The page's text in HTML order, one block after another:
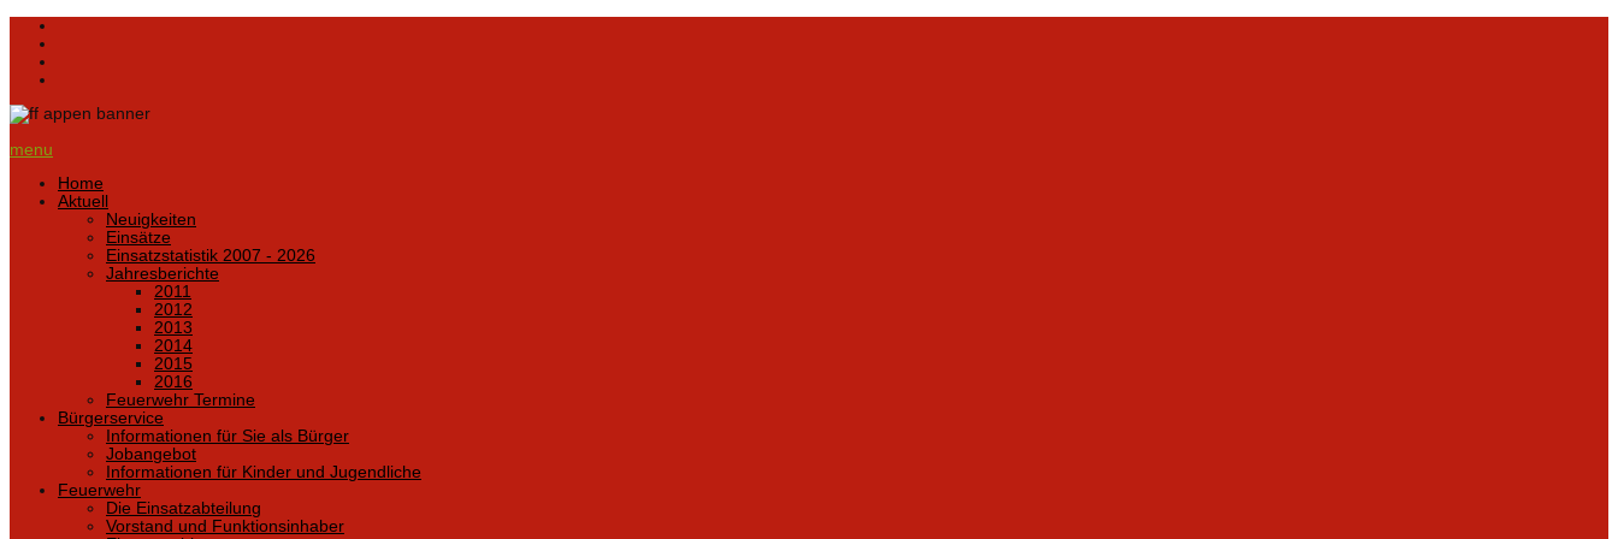
menu
Home
Aktuell
Neuigkeiten
Einsätze
Einsatzstatistik 2007 - 2026
Jahresberichte
2011
2012
2013
2014
2015
2016
Feuerwehr Termine
Bürgerservice
Informationen für Sie als Bürger
Jobangebot
Informationen für Kinder und Jugendliche
Feuerwehr
Die Einsatzabteilung
Vorstand und Funktionsinhaber